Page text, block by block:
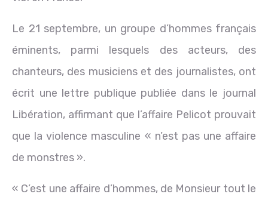
Le 21 septembre, un groupe d’hommes français
éminents, parmi lesquels des acteurs, des
chanteurs, des musiciens et des journalistes, ont
écrit une lettre publique publiée dans le journal
Libération, affirmant que l’affaire Pelicot prouvait
que la violence masculine « n’est pas une affaire
de monstres ».
« C’est une affaire d’hommes, de Monsieur tout le